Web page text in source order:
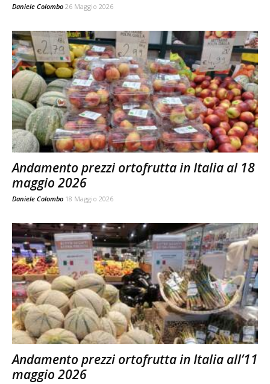
Daniele Colombo 26 Maggio 2026
Andamento prezzi ortofrutta in Italia al 18
maggio 2026
Daniele Colombo 18 Maggio 2026
Andamento prezzi ortofrutta in Italia all’11
maggio 2026